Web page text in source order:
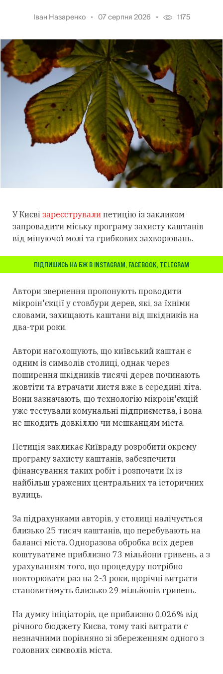
Іван Назаренко 07 серпня 2026 1175
У Києві зареєстрували петицію із закликом
запровадити міську програму захисту каштанів
від мінуючої молі та грибкових захворювань.
ПІДПИШИСЬ НА БЖ В INSTAGRAM, FACEBOOK, TELEGRAM
Автори звернення пропонують проводити
мікроін'єкції у стовбури дерев, які, за їхніми
словами, захищають каштани від шкідників на
два-три роки.
Автори наголошують, що київський каштан є
одним із символів столиці, однак через
поширення шкідників тисячі дерев починають
жовтіти та втрачати листя вже в середині літа.
Вони зазначають, що технологію мікроін'єкцій
уже тестували комунальні підприємства, і вона
не шкодить довкіллю чи мешканцям міста.
Петиція закликає Київраду розробити окрему
програму захисту каштанів, забезпечити
фінансування таких робіт і розпочати їх із
найбільш уражених центральних та історичних
вулиць.
За підрахунками авторів, у столиці налічується
близько 25 тисяч каштанів, що перебувають на
балансі міста. Одноразова обробка всіх дерев
коштуватиме приблизно 73 мільйони гривень, а з
урахуванням того, що процедуру потрібно
повторювати раз на 2-3 роки, щорічні витрати
становитимуть близько 29 мільйонів гривень.
На думку ініціаторів, це приблизно 0,026% від
річного бюджету Києва, тому такі витрати є
незначними порівняно зі збереженням одного з
головних символів міста.